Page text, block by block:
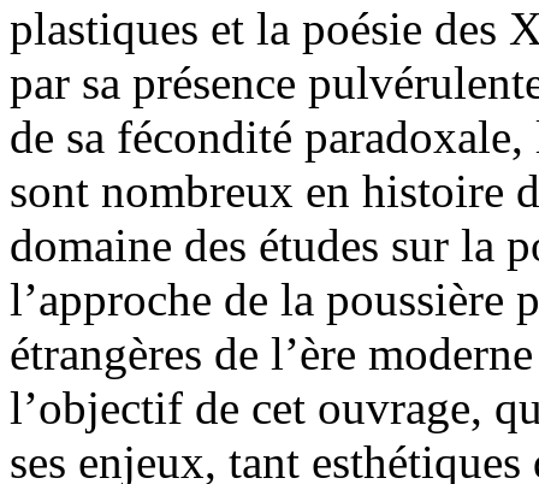
plastiques et la poésie des
par sa présence
de sa fécondité
sont nombreux en histoire
domaine des études sur la
l’approche de la poussière
étrangères de l’ère
l’objectif de cet ouvrage,
ses enjeux, tant